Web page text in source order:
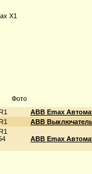
X1
Фото
ABB Emax
ABB Выключатель
ABB Emax